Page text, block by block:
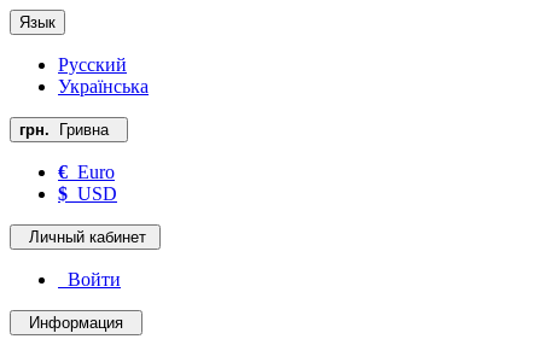
Язык
Русский
Українська
грн. Гривна
€ Euro
$ USD
Личный кабинет
Войти
Информация